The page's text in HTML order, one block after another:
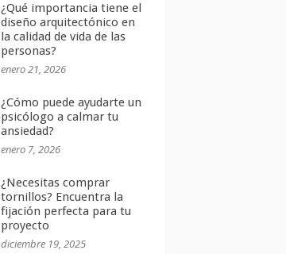
¿Qué importancia tiene el
diseño arquitectónico en
la calidad de vida de las
personas?
enero 21, 2026
¿Cómo puede ayudarte un
psicólogo a calmar tu
ansiedad?
enero 7, 2026
¿Necesitas comprar
tornillos? Encuentra la
fijación perfecta para tu
proyecto
diciembre 19, 2025